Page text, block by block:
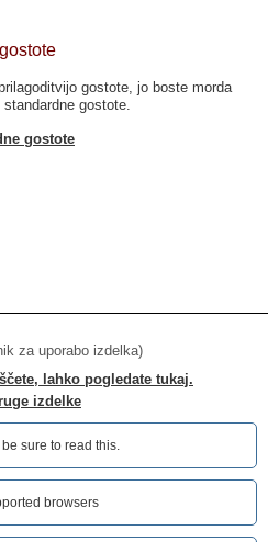
gostote, jo boste morda
gostote.
gostote
za uporabo izdelka)
lahko pogledate tukaj.
izdelke
be sure to read this.‎
browsers